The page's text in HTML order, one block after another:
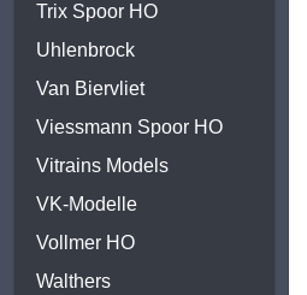
Trix Spoor HO
Uhlenbrock
Van Biervliet
Viessmann Spoor HO
Vitrains Models
VK-Modelle
Vollmer HO
Walthers